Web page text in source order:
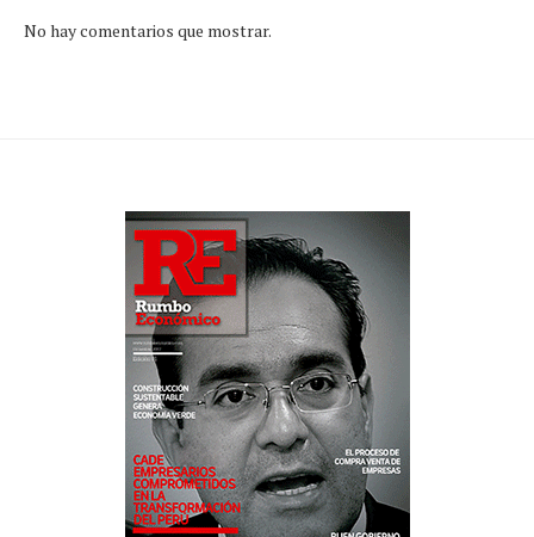
No hay comentarios que mostrar.